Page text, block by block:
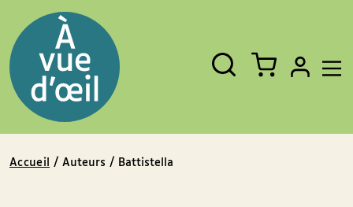
Fermer
Rechercher
un
livre,
un
auteur,
un
EAN
Accueil / Auteurs / Battistella